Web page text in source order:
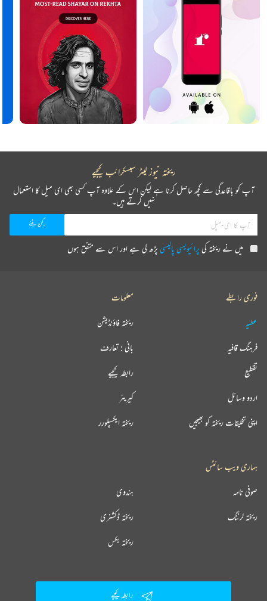
ریختہ نیوز لیٹر سبسکرائب کیجیے
آپ کو باقاعدگی سے کچھ حاصل کرنا ہے لیکن اس کے علاوہ آپ کسی بھی ای میل کا استعمال
نہیں کرتے ہیں۔
میں نے ریختہ کیپرائیویسی پالیسیپڑھ لی ہے اور اس سے متفق ہوں
فوری رابطے
عطیہ
فرہنگ قافیہ
تقطیع
اردو وسائل
اپنی تخلیقات ریختہ کو بھیجیں
معلومات
ریختہ فاؤنڈیشن
بانی : تعارف
رابطہ کیجیے
کیریئر
ریختہ ایکسپلورر
ہماری ویب سائٹس
ہندوی صوفی نامہ
ریختہ ڈکشنری ریختہ لرننگ
ریختہ بکس
رابطہ کیجیے